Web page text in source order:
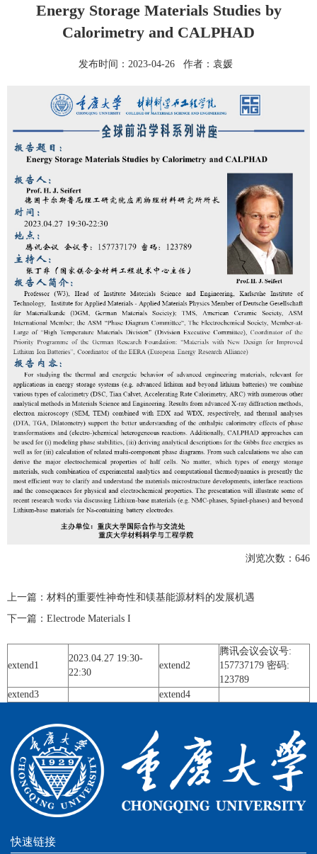
Energy Storage Materials Studies by
Calorimetry and CALPHAD
发布时间：2023-04-26 作者：袁媛
浏览次数： 646
上一篇： 材料的重要性神奇性和镁基能源材料的发展机遇
下一篇： Electrode Materials I
extend1
2023.04.27 19:30-
22:30
extend2
腾讯会议会议号:
157737179 密码:
123789
extend3
extend4
快速链接